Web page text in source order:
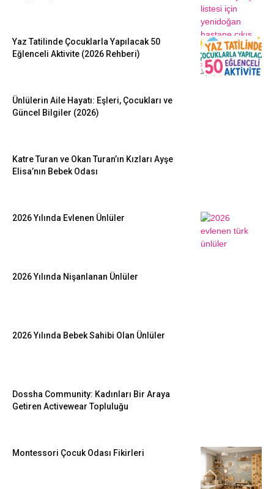
Yaz Tatilinde Çocuklarla Yapılacak 50
Eğlenceli Aktivite (2026 Rehberi)
Ünlülerin Aile Hayatı: Eşleri, Çocukları ve
Güncel Bilgiler (2026)
Katre Turan ve Okan Turan’ın Kızları Ayşe
Elisa’nın Bebek Odası
2026 Yılında Evlenen Ünlüler
2026 Yılında Nişanlanan Ünlüler
2026 Yılında Bebek Sahibi Olan Ünlüler
Dossha Community: Kadınları Bir Araya
Getiren Activewear Topluluğu
Montessori Çocuk Odası Fikirleri